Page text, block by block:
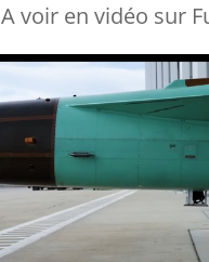
A voir en vidéo sur